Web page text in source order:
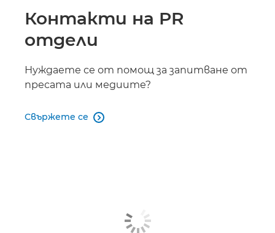
Контакти на PR
отдели
Нуждаете се от помощ за запитване от
пресата или медиите?
Свържете се 